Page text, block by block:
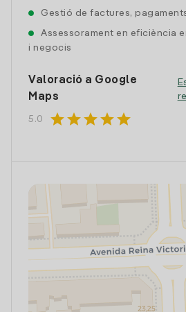
Gestió de factures,
Assessorament en eficiència
i negocis
Valoració a Google
Maps
5.0 starstarstarstarstar